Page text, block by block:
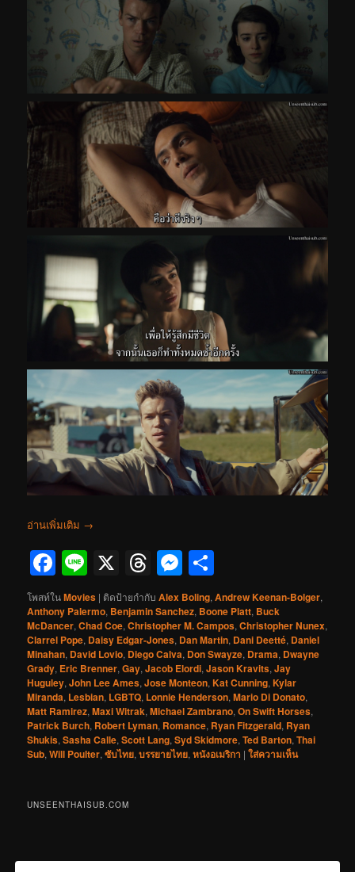
อ่านเพิ่มเติม →
Facebook
Line
X Threads
Messenger
โพสท์ในMovies | ติดป้ายกำกับ Alex Boling,Andrew Keenan-Bolger,
Anthony Palermo, Benjamin Sanchez, Boone Platt, Buck
McDancer,Chad Coe,Christopher M. Campos,Christopher Nunex,
Clarrel Pope, Daisy Edgar-Jones, Dan Martin, Dani Deetté, Daniel
Minahan, David Lovio, Diego Calva, Don Swayze, Drama, Dwayne
Grady, Eric Brenner,Gay,Jacob Elordi,Jason Kravits,Jay
Huguley,John Lee Ames,Jose Monteon,Kat Cunning,Kylar
Miranda, Lesbian, LGBTQ, Lonnie Henderson,Mario Di Donato,
Matt Ramirez,Maxi Witrak,Michael Zambrano,On Swift Horses,
Patrick Burch, Robert Lyman, Romance, Ryan Fitzgerald, Ryan
Shukis,Sasha Calle,Scott Lang,Syd Skidmore,Ted Barton,Thai
Sub,Will Poulter,ซับไทย,บรรยายไทย,หนังอเมริกา |ใส่ความเห็น
UNSEENTHAISUB.COM